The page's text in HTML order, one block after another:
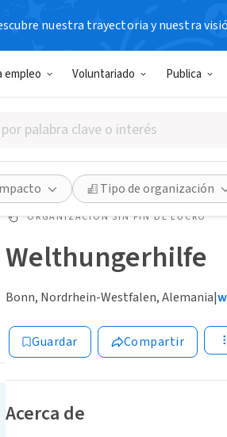
nuestra trayectoria y nuestra
empleo Voluntariado Publica
Tipo de organización
ORGANIZACIÓN SIN FIN DE LUCRO
Welthungerhilfe
Bonn, Nordrhein-Westfalen, Alemania|
Guardar Compartir
Acerca de